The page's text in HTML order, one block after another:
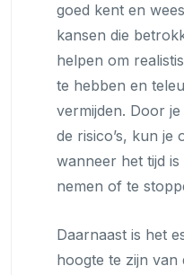
goed kent en
kansen die
helpen om
te hebben en
vermijden. Door
de risico’s, kun je
wanneer het tijd
nemen of te
Daarnaast is het
hoogte te zijn van